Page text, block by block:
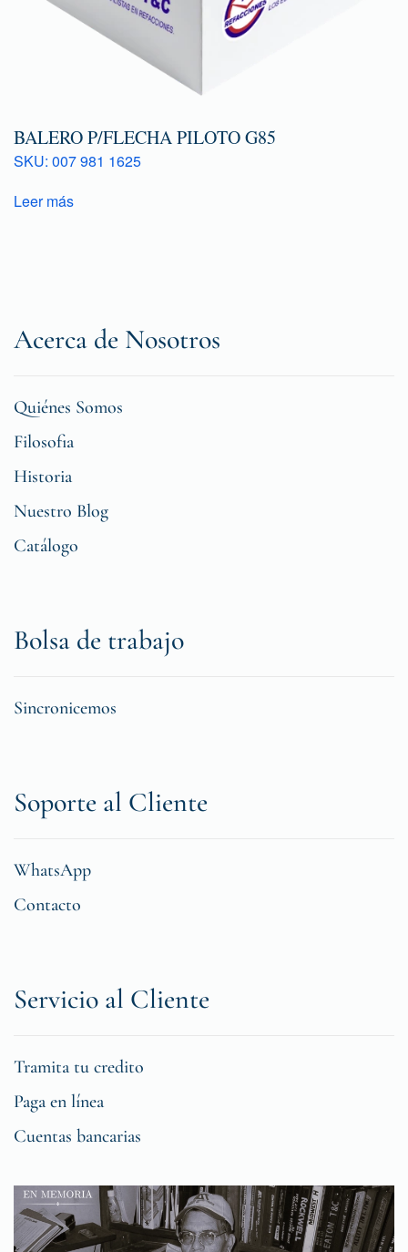
BALERO P/FLECHA PILOTO G85
SKU: 007 981 1625
Leer más
Acerca de Nosotros
Quiénes Somos
Filosofia
Historia
Nuestro Blog
Catálogo
Bolsa de trabajo
Sincronicemos
Soporte al Cliente
WhatsApp
Contacto
Servicio al Cliente
Tramita tu credito
Paga en línea
Cuentas bancarias